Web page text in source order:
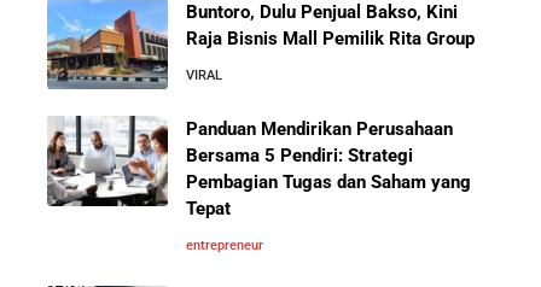
Kacau
10 Kiat Aman Memulai Bisnis dari Nol: Panduan
Lengkap untuk Pemula
5 Alasan Kenapa Bekerja di Perusahaan Orang Lain
Sebelum Memulai Usaha Sendiri Adalah Langkah
Buntoro, Dulu Penjual Bakso, Kini
Raja Bisnis Mall Pemilik Rita Group
VIRAL
Panduan Mendirikan Perusahaan
Bersama 5 Pendiri: Strategi
Pembagian Tugas dan Saham yang
Tepat
entrepreneur